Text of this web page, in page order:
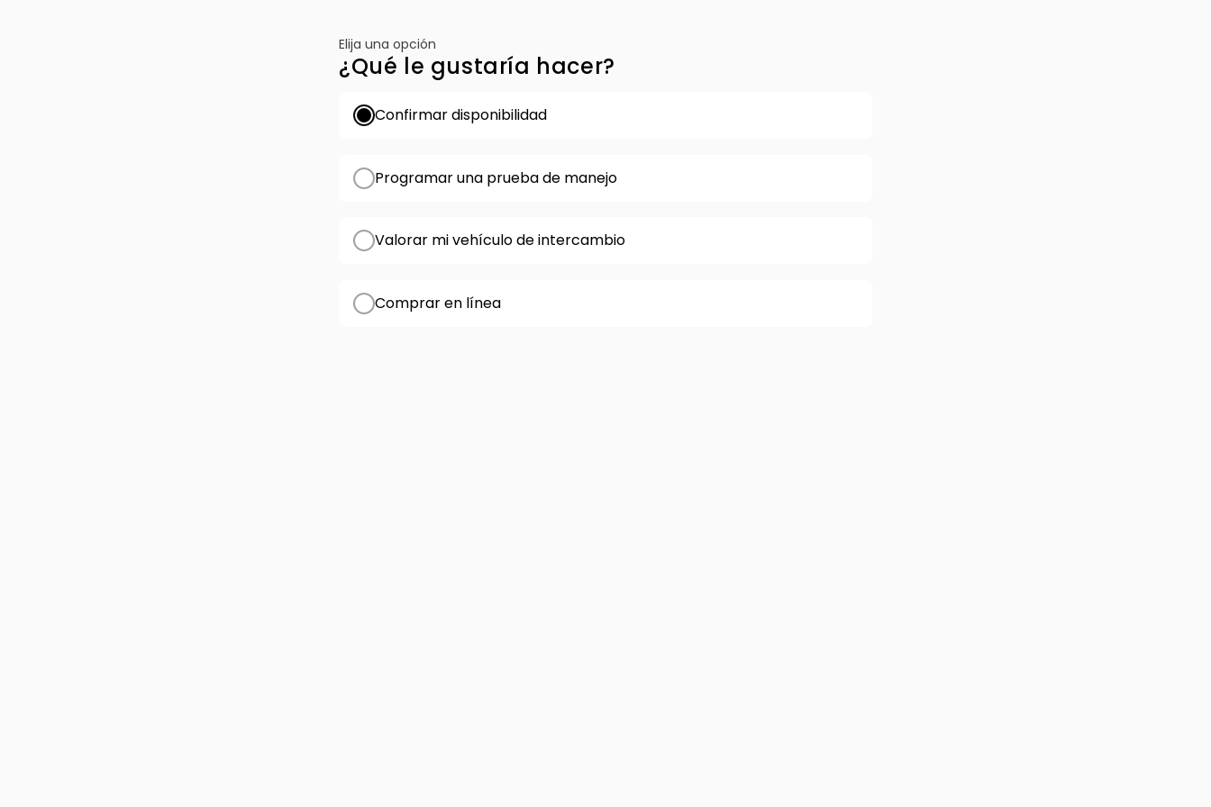
Elija una opción
¿Qué le gustaría hacer?
Confirmar disponibilidad
Programar una prueba de manejo
Valorar mi vehículo de intercambio
Comprar en línea